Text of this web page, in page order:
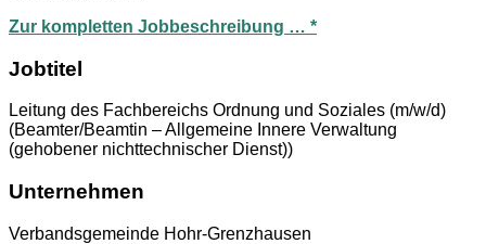
Zur kompletten Jobbeschreibung … *
Jobtitel
Leitung des Fachbereichs Ordnung und Soziales (m/w/d)
(Beamter/Beamtin – Allgemeine Innere Verwaltung
(gehobener nichttechnischer Dienst))
Unternehmen
Verbandsgemeinde Hohr-Grenzhausen